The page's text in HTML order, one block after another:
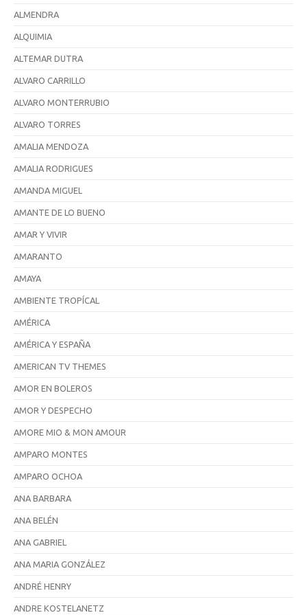
ALMENDRA
ALQUIMIA
ALTEMAR DUTRA
ALVARO CARRILLO
ALVARO MONTERRUBIO
ALVARO TORRES
AMALIA MENDOZA
AMALIA RODRIGUES
AMANDA MIGUEL
AMANTE DE LO BUENO
AMAR Y VIVIR
AMARANTO
AMAYA
AMBIENTE TROPÍCAL
AMÉRICA
AMÉRICA Y ESPAÑA
AMERICAN TV THEMES
AMOR EN BOLEROS
AMOR Y DESPECHO
AMORE MIO & MON AMOUR
AMPARO MONTES
AMPARO OCHOA
ANA BARBARA
ANA BELÉN
ANA GABRIEL
ANA MARIA GONZÁLEZ
ANDRÉ HENRY
ANDRE KOSTELANETZ